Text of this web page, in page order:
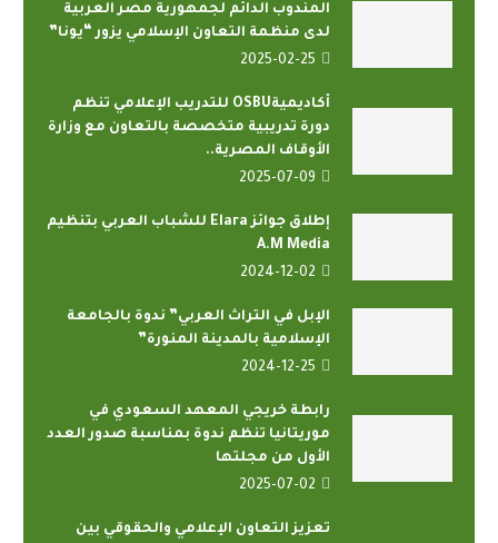
المندوب الدائم لجمهورية مصر العربية
لدى منظمة التعاون الإسلامي يزور “يونا”
2025-02-25
أكاديميةOSBU للتدريب الإعلامي تنظم
دورة تدريبية متخصصة بالتعاون مع وزارة
الأوقاف المصرية..
2025-07-09
إطلاق جوائز Elara للشباب العربي بتنظيم
A.M Media
2024-12-02
الإبل في التراث العربي” ندوة بالجامعة
الإسلامية بالمدينة المنورة”
2024-12-25
رابطة خريجي المعهد السعودي في
موريتانيا تنظم ندوة بمناسبة صدور العدد
الأول من مجلتها
2025-07-02
تعزيز التعاون الإعلامي والحقوقي بين